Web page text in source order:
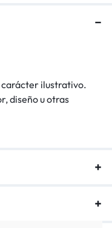
carácter ilustrativo.
diseño u otras